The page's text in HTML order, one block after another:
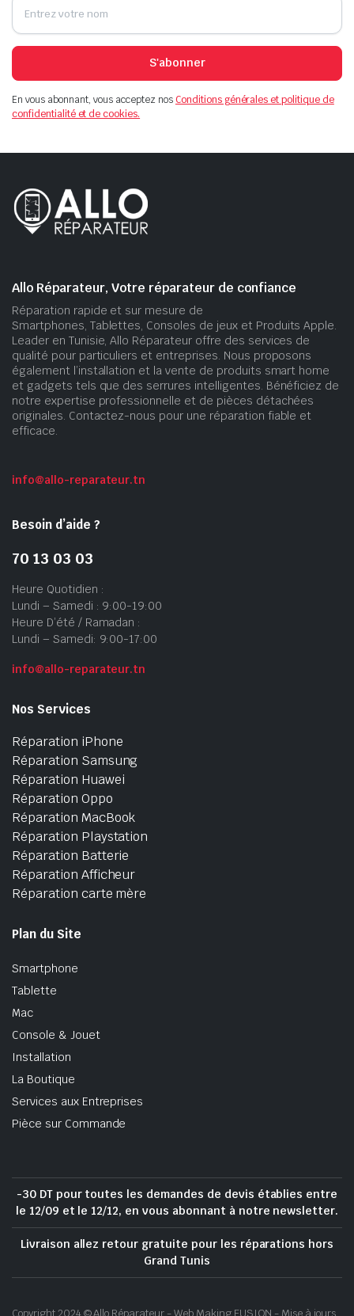
S'abonner
En vous abonnant, vous acceptez nosConditions générales et politique de
confidentialité et de cookies.
Allo Réparateur, Votre réparateur de confiance
Réparation rapide et sur mesure de
Smartphones, Tablettes, Consoles de jeux et Produits Apple.
Leader en Tunisie, Allo Réparateur offre des services de
qualité pour particuliers et entreprises. Nous proposons
également l’installation et la vente de produits smart home
et gadgets tels que des serrures intelligentes. Bénéficiez de
notre expertise professionnelle et de pièces détachées
originales. Contactez-nous pour une réparation fiable et
efficace.
info@allo-reparateur.tn
Besoin d’aide ?
70 13 03 03
Heure Quotidien :
Lundi – Samedi : 9:00-19:00
Heure D’été / Ramadan :
Lundi – Samedi: 9:00-17:00
info@allo-reparateur.tn
Nos Services
Réparation iPhone
Réparation Samsung
Réparation Huawei
Réparation Oppo
Réparation MacBook
Réparation Playstation
Réparation Batterie
Réparation Afficheur
Réparation carte mère
Plan du Site
Smartphone
Tablette
Mac
Console & Jouet
Installation
La Boutique
Services aux Entreprises
Pièce sur Commande
-30 DT pour toutes les demandes de devis établies entre
le 12/09 et le 12/12, en vous abonnant à notre newsletter.
Livraison allez retour gratuite pour les réparations hors
Grand Tunis
Copyright 2024 © Allo Réparateur - Web Making FUSION - Mise à jours